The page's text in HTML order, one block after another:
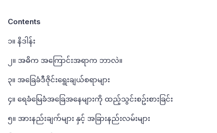
Contents
၁။ နိဒါန်း
၂။ အဓိက အကြောင်းအရာက ဘာလဲ။
၃။ အခြေခံဒီဇိုင်းရွေးချယ်စရာများ
၄။ ရေခံမြေခံအခြေအနေများကို ထည့်သွင်းစဥ်းစားခြင်း
၅။ အားနည်းချက်များ နှင့် အခြားနည်းလမ်းများ